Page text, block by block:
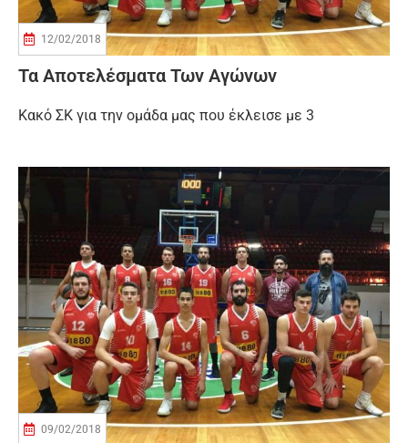
12/02/2018
Τα Αποτελέσματα Των Αγώνων
Κακό ΣΚ για την ομάδα μας που έκλεισε με 3
09/02/2018